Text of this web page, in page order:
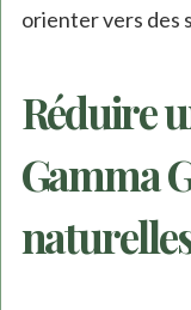
orienter vers des
Réduire
Gamma